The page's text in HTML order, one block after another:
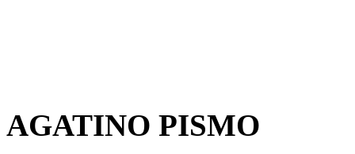
AGATINO PISMO